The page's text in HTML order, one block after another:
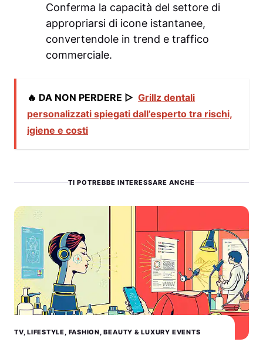
Conferma la capacità del settore di
appropriarsi di icone istantanee,
convertendole in trend e traffico
commerciale.
🔥 DA NON PERDERE ▷ Grillz dentali
personalizzati spiegati dall’esperto tra rischi,
igiene e costi
TI POTREBBE INTERESSARE ANCHE
TV, LIFESTYLE, FASHION, BEAUTY & LUXURY EVENTS